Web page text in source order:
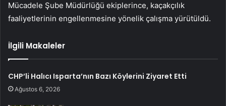
Mücadele Şube Müdürlüğü ekiplerince, kaçakçılık
faaliyetlerinin engellenmesine yönelik çalışma yürütüldü.
İlgili Makaleler
CHP’li Halıcı Isparta’nın Bazı Köylerini Ziyaret Etti
Ağustos 6, 2026